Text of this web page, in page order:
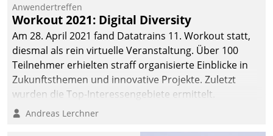
Cloud-Strategien und -
Lösungen mit hohem
Zukunftspotenzial.
Anwendertreffen
Workout 2021: Digital Diversity
Am 28. April 2021 fand Datatrains 11. Workout statt,
diesmal als rein virtuelle Veranstaltung. Über 100
Teilnehmer erhielten straff organisierte Einblicke in
Zukunftsthemen und innovative Projekte. Zuletzt
wurden die Top-Interessengebiete ermittelt.
Andreas Lerchner